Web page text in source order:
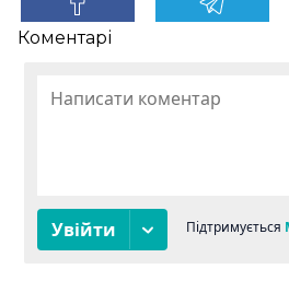
Коментарі